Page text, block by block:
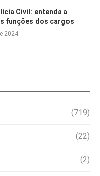
Civil: entenda a
funções dos cargos
2024
(719)
(22)
(2)